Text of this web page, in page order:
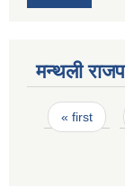
मन्थली
Pages
« first